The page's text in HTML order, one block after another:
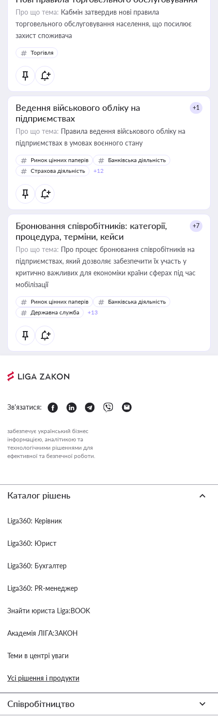
Про що тема: Кабмін затвердив нові правила
торговельного обслуговування населення, що посилює
захист споживача
Торгівля
Ведення військового обліку на
підприємствах
+1
Про що тема: Правила ведення військового обліку на
підприємствах в умовах воєнного стану
Ринок цінних паперів
Банківська діяльність
Страхова діяльність
+12
Бронювання співробітників: категорії,
процедура, терміни, кейси
+7
Про що тема: Про процес бронювання співробітників на
підприємствах, який дозволяє забезпечити їх участь у
критично важливих для економіки країни сферах під час
мобілізації
Ринок цінних паперів
Банківська діяльність
Державна служба
+13
Зв'язатися:
забезпечує український бізнес
інформацією, аналітикою та
технологічними рішеннями для
ефективної та безпечної роботи.
Каталог рішень
Liga360: Керівник
Liga360: Юрист
Liga360: Бухгалтер
Liga360: PR-менеджер
Знайти юриста Liga:BOOK
Академія ЛІГА:ЗАКОН
Теми в центрі уваги
Усі рішення і продукти
Співробітництво